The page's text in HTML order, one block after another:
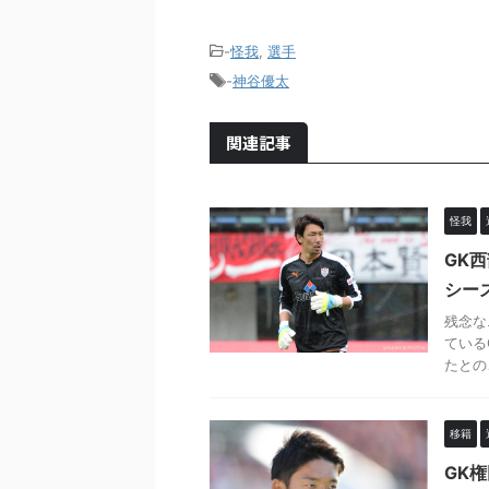
-怪我 選手
-神谷優太
関連記事
怪我
GK
シー
残念
てい
たと
移籍
GK